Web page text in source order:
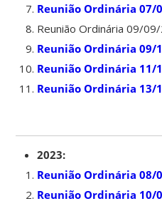
Reunião Ordinária 07/
Reunião Ordinária 09/
Reunião Ordinária 09/
Reunião Ordinária 11/
Reunião Ordinária 13/
2023:
Reunião Ordinária 08/
Reunião Ordinária 10/